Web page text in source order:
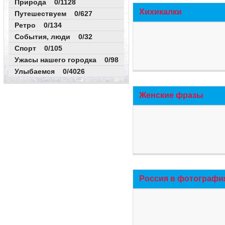
Природа 0/1128
Путешествуем 0/627
Ретро 0/134
События, люди 0/32
Спорт 0/105
Ужасы нашего городка 0/98
Улыбаемся 0/4026
Хихикалки
Женские фразы
Россия в